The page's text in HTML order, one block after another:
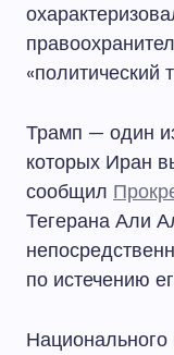
«политический
Трамп — один
которых Иран
сообщил
Тегерана Али
по истечению